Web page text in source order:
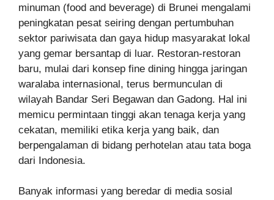
minuman (food and beverage) di Brunei mengalami
peningkatan pesat seiring dengan pertumbuhan
sektor pariwisata dan gaya hidup masyarakat lokal
yang gemar bersantap di luar. Restoran-restoran
baru, mulai dari konsep fine dining hingga jaringan
waralaba internasional, terus bermunculan di
wilayah Bandar Seri Begawan dan Gadong. Hal ini
memicu permintaan tinggi akan tenaga kerja yang
cekatan, memiliki etika kerja yang baik, dan
berpengalaman di bidang perhotelan atau tata boga
dari Indonesia.
Banyak informasi yang beredar di media sosial